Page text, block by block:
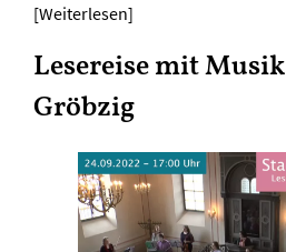
[Weiterlesen]
Lesereise mit
Gröbzig